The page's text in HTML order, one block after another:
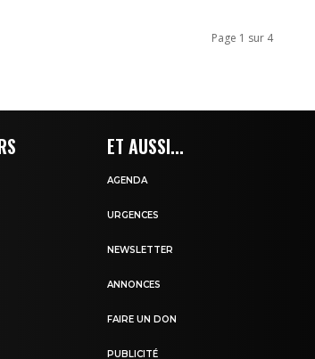
Page 1 sur 4
ET AUSSI...
AGENDA
URGENCES
NEWSLETTER
ANNONCES
FAIRE UN DON
PUBLICITÉ